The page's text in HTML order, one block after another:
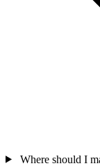
Where should I